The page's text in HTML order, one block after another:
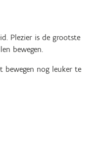
Plezier is de grootste
bewegen.
bewegen nog leuker te